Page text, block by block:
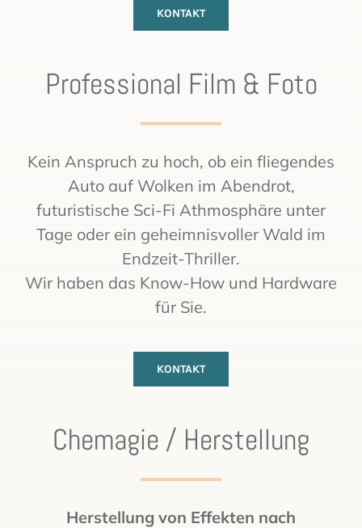
KONTAKT
Professional Film & Foto
Kein Anspruch zu hoch, ob ein fliegendes
Auto auf Wolken im Abendrot,
futuristische Sci-Fi Athmosphäre unter
Tage oder ein geheimnisvoller Wald im
Endzeit-Thriller.
Wir haben das Know-How und Hardware
für Sie.
KONTAKT
Chemagie / Herstellung
Herstellung von Effekten nach